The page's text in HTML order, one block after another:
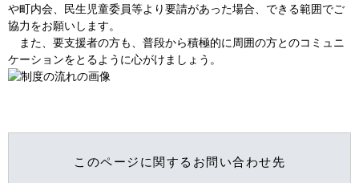
や町内会、民生児童委員等より要請があった場合、できる範囲でご
協力をお願いします。
また、要支援者の方も、普段から積極的に周囲の方とのコミュニ
ケーションをとるように心がけましょう。
このページに関するお問い合わせ先